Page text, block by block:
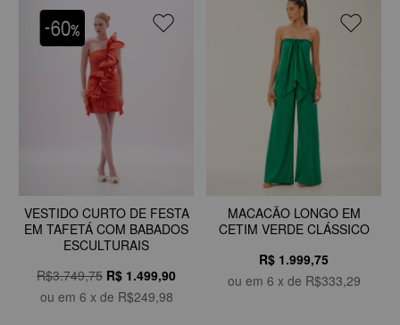
VESTIDO CURTO DE FESTA
EM TAFETÁ COM BABADOS
ESCULTURAIS
R$3.749,75 R$ 1.499,90
ou em 6 x de R$249,98
MACACÃO LONGO EM
CETIM VERDE CLÁSSICO
R$ 1.999,75
ou em 6 x de R$333,29